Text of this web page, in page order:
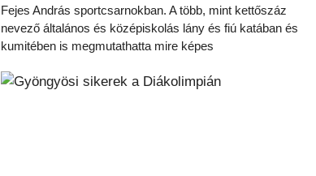
Fejes András sportcsarnokban. A több, mint kettőszáz
nevező általános és középiskolás lány és fiú katában és
kumitében is megmutathatta mire képes